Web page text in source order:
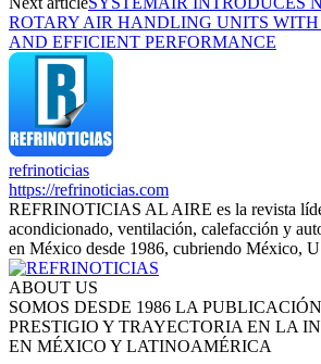
ROTARY AIR HANDLING UNITS WITH
AND EFFICIENT PERFORMANCE
refrinoticias
https://refrinoticias.com
REFRINOTICIAS AL AIRE es la revista
acondicionado, ventilación, calefacción y
en México desde 1986, cubriendo México,
ABOUT US
SOMOS DESDE 1986 LA
PRESTIGIO Y TRAYECTORIA EN LA
EN MÉXICO Y LATINOAMÉRICA